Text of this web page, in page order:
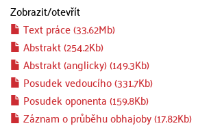
Zobrazit/otevřít
Text práce (33.62Mb)
Abstrakt (254.2Kb)
Abstrakt (anglicky) (149.3Kb)
Posudek vedoucího (331.7Kb)
Posudek oponenta (159.8Kb)
Záznam o průběhu obhajoby (17.82Kb)